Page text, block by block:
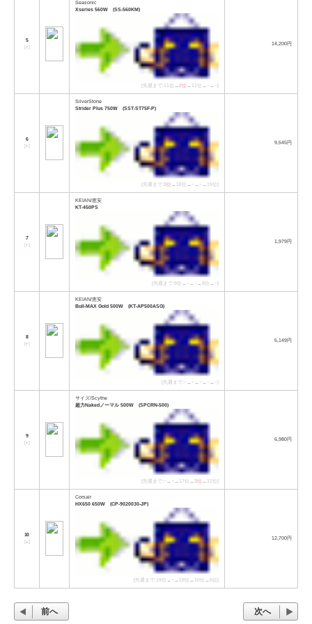
5
[↑]
Seasonic
Xseries 560W (SS-560KM)
[先週まで:11位→2位 →11位→−→−]
14,200円
6
[↑]
SilverStone
Strider Plus 750W (SST-ST75F-P)
[先週まで:3位 →18位→−→−→19位]
9,545円
7
[↑]
KEIAN/恵安
KT-450PS
[先週まで:9位→−→−→8位→−]
1,979円
8
[↑]
KEIAN/恵安
Bull-MAX Gold 500W (KT-AP500ASG)
[先週まで:−→−→−→−→−]
5,149円
9
[↑]
サイズ/Scythe
超力Nakedノーマル 500W (SPCRN-500)
[先週まで:−→−→17位→3位 →12位]
6,980円
10
[↓]
Corsair
HX650 650W (CP-9020030-JP)
[先週まで:19位→−→19位→10位→6位]
12,700円
前へ 次へ